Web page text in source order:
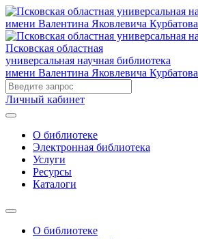
Псковская областная
универсальная научная библиотека
имени Валентина Яковлевича Курбатова
Личный кабинет
О библиотеке
Электронная библиотека
Услуги
Ресурсы
Каталоги
О библиотеке